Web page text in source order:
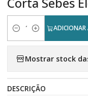
Quantidade
ADICIONAR
Mostrar stock
DESCRIÇÃO